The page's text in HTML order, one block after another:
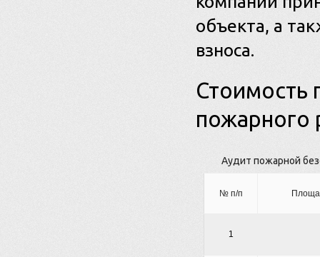
объекта, а
взноса.
Стоимость
пожарного
Аудит пожарной
№ п/п
1